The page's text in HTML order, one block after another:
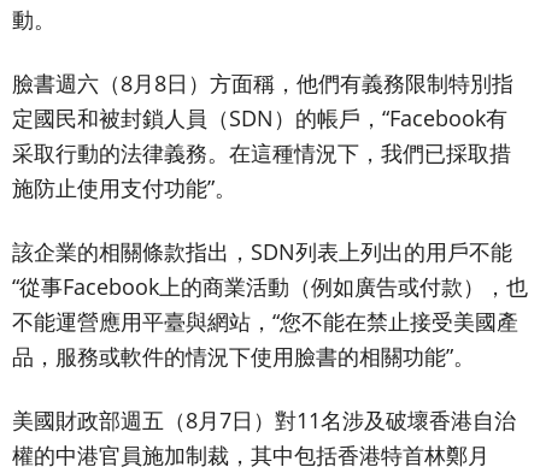
動。
臉書週六（8月8日）方面稱，他們有義務限制特別指
定國民和被封鎖人員（SDN）的帳戶，“Facebook有
采取行動的法律義務。在這種情況下，我們已採取措
施防止使用支付功能”。
該企業的相關條款指出，SDN列表上列出的用戶不能
“從事Facebook上的商業活動（例如廣告或付款），也
不能運營應用平臺與網站，“您不能在禁止接受美國產
品，服務或軟件的情況下使用臉書的相關功能”。
美國財政部週五（8月7日）對11名涉及破壞香港自治
權的中港官員施加制裁，其中包括香港特首林鄭月